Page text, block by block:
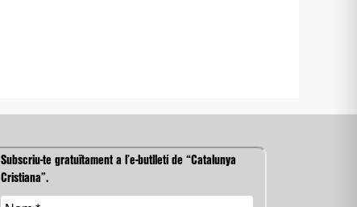
Subscriu-te gratuïtament a l’e-butlletí de “Catalunya
Cristiana”.